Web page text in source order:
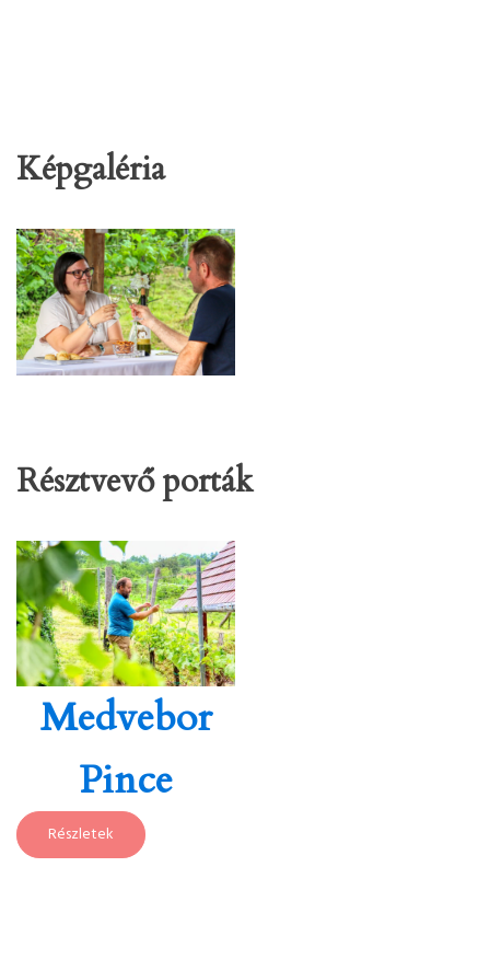
Képgaléria
Résztvevő porták
Medvebor
Pince
Részletek